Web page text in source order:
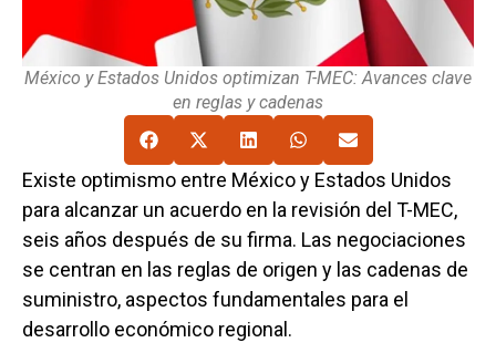
México y Estados Unidos optimizan T-MEC: Avances clave
en reglas y cadenas
Existe optimismo entre México y Estados Unidos
para alcanzar un acuerdo en la revisión del T-MEC,
seis años después de su firma. Las negociaciones
se centran en las reglas de origen y las cadenas de
suministro, aspectos fundamentales para el
desarrollo económico regional.